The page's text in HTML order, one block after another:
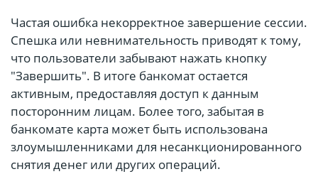
Частая ошибка некорректное завершение сессии.
Спешка или невнимательность приводят к тому,
что пользователи забывают нажать кнопку
"Завершить". В итоге банкомат остается
активным, предоставляя доступ к данным
посторонним лицам. Более того, забытая в
банкомате карта может быть использована
злоумышленниками для несанкционированного
снятия денег или других операций.